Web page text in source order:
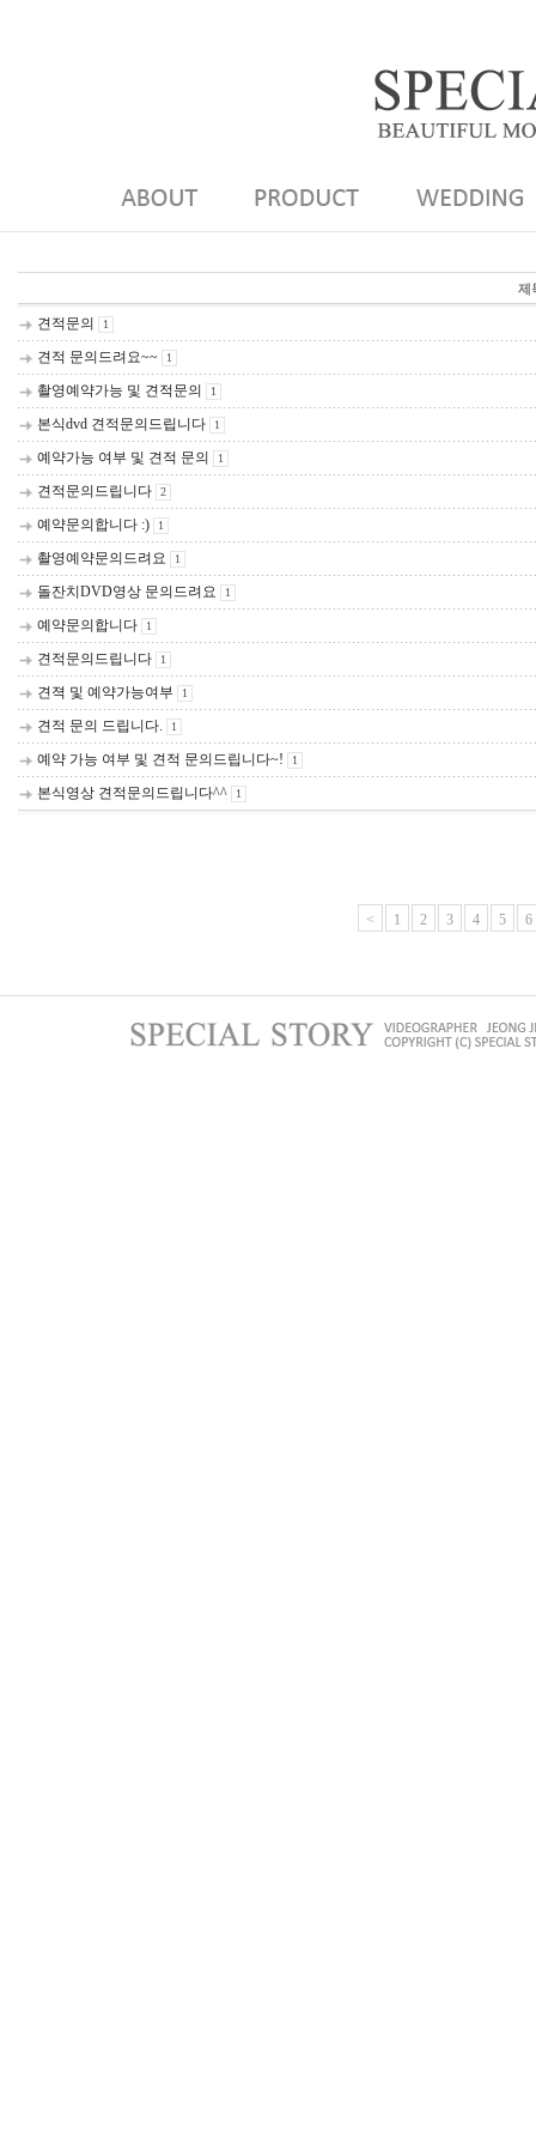
제
견적문의 1
견적 문의드려요~~ 1
촬영예약가능 및 견적문의 1
본식dvd 견적문의드립니다 1
예약가능 여부 및 견적 문의 1
견적문의드립니다 2
예약문의합니다 :) 1
촬영예약문의드려요 1
돌잔치DVD영상 문의드려요 1
예약문의합니다 1
견적문의드립니다 1
견젹 및 예약가능여부 1
견적 문의 드립니다. 1
예약 가능 여부 및 견적 문의드립니다~! 1
본식영상 견적문의드립니다^^ 1
< 1 2 3 4 5 6